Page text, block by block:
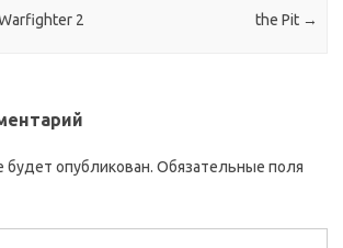
2
the Pit →
будет опубликован. Обязательные поля